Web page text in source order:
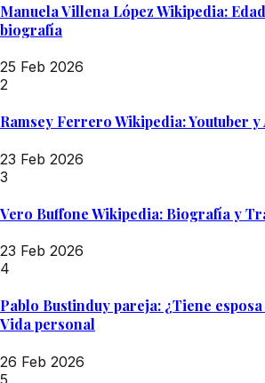
Manuela Villena López Wikipedia:
biografía
25 Feb 2026
2
Ramsey Ferrero Wikipedia: Youtuber
23 Feb 2026
3
Vero Buffone Wikipedia: Biografía y
23 Feb 2026
4
Pablo Bustinduy pareja: ¿Tiene
Vida personal
26 Feb 2026
5